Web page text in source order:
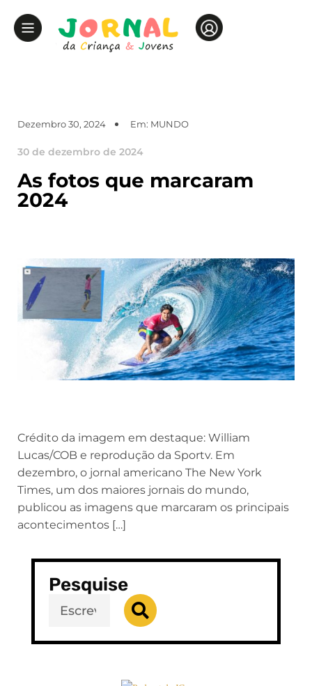
Dezembro 30, 2024 Em: MUNDO
30 de dezembro de 2024
As fotos que marcaram
2024
Crédito da imagem em destaque: William
Lucas/COB e reprodução da Sportv. Em
dezembro, o jornal americano The New York
Times, um dos maiores jornais do mundo,
publicou as imagens que marcaram os principais
acontecimentos […]
Pesquise